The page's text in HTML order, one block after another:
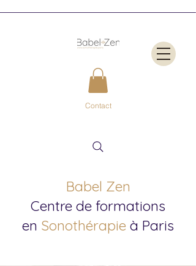
Babel Zen
Centre de formations
en Sonothérapie à Paris
Contact